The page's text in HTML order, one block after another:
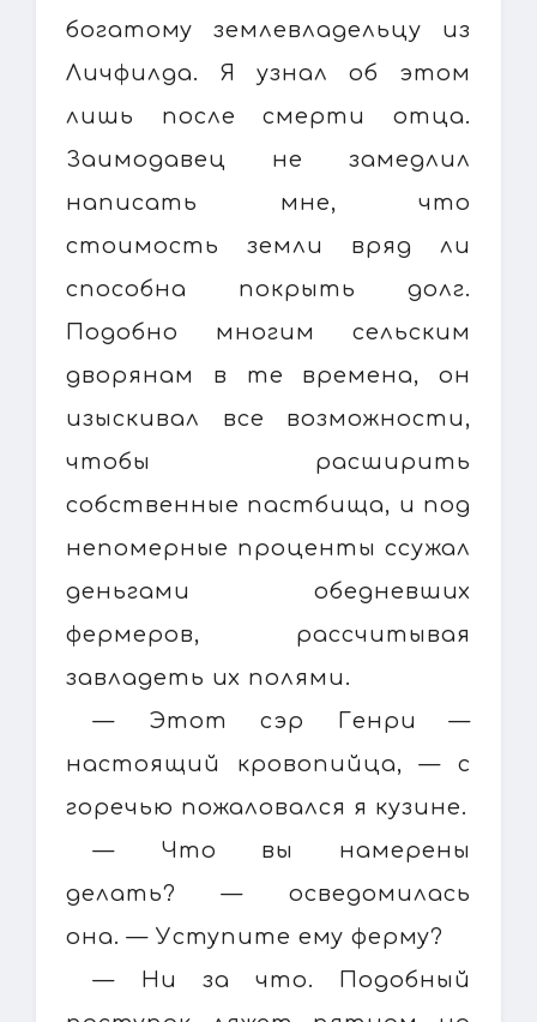
богатому землевладельцу из
Личфилда. Я узнал об этом
лишь после смерти отца.
Заимодавец не замедлил
написать мне, что
стоимость земли вряд ли
способна покрыть долг.
Подобно многим сельским
дворянам в те времена, он
изыскивал все возможности,
чтобы расширить
собственные пастбища, и под
непомерные проценты ссужал
деньгами обедневших
фермеров, рассчитывая
завладеть их полями.
— Этот сэр Генри —
настоящий кровопийца, — с
горечью пожаловался я кузине.
— Что вы намерены
делать? — осведомилась
она. — Уступите ему ферму?
— Ни за что. Подобный